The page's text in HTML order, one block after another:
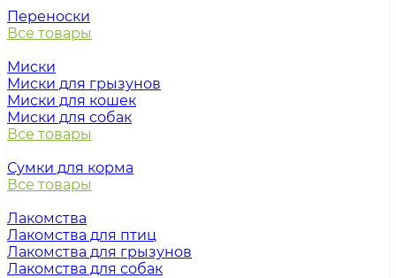
Переноски
Все товары
Миски
Миски для грызунов
Миски для кошек
Миски для собак
Все товары
Сумки для корма
Все товары
Лакомства
Лакомства для птиц
Лакомства для грызунов
Лакомства для собак